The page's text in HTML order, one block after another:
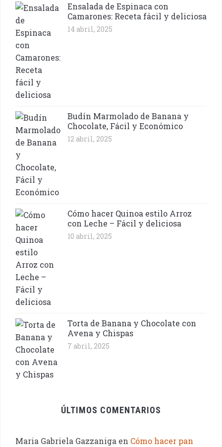
Ensalada de Espinaca con
Camarones: Receta fácil y deliciosa
14 abril, 2025
Budín Marmolado de Banana y
Chocolate, Fácil y Económico
12 abril, 2025
Cómo hacer Quinoa estilo Arroz
con Leche – Fácil y deliciosa
10 abril, 2025
Torta de Banana y Chocolate con
Avena y Chispas
7 abril, 2025
ÚLTIMOS COMENTARIOS
Maria Gabriela Gazzaniga en Cómo hacer pan